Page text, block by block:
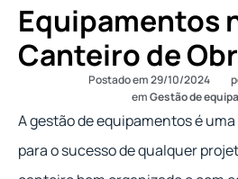
Equipamentos
Canteiro de
Postado em29/10/2024
emGestão de
A gestão de equipamentos é
para o sucesso de qualquer